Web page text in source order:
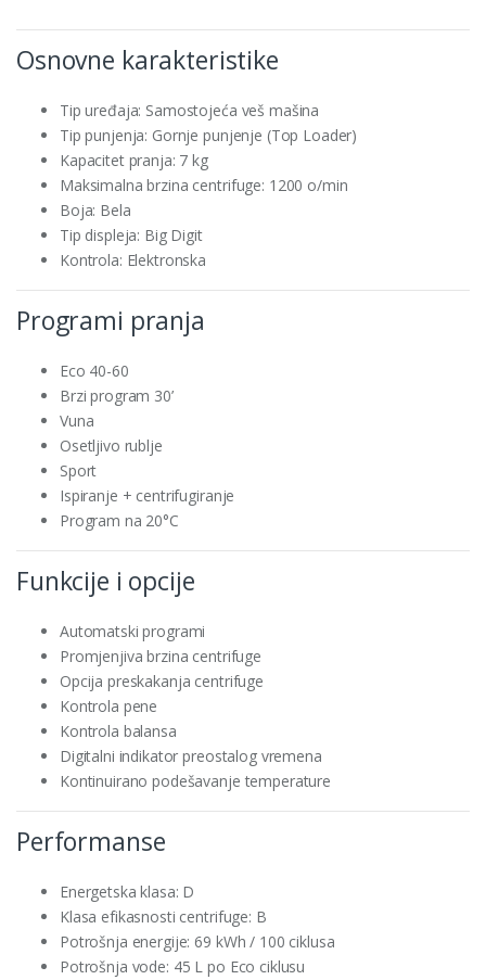
Osnovne karakteristike
Tip uređaja: Samostojeća veš mašina
Tip punjenja: Gornje punjenje (Top Loader)
Kapacitet pranja: 7 kg
Maksimalna brzina centrifuge: 1200 o/min
Boja: Bela
Tip displeja: Big Digit
Kontrola: Elektronska
Programi pranja
Eco 40-60
Brzi program 30’
Vuna
Osetljivo rublje
Sport
Ispiranje + centrifugiranje
Program na 20°C
Funkcije i opcije
Automatski programi
Promjenjiva brzina centrifuge
Opcija preskakanja centrifuge
Kontrola pene
Kontrola balansa
Digitalni indikator preostalog vremena
Kontinuirano podešavanje temperature
Performanse
Energetska klasa: D
Klasa efikasnosti centrifuge: B
Potrošnja energije: 69 kWh / 100 ciklusa
Potrošnja vode: 45 L po Eco ciklusu